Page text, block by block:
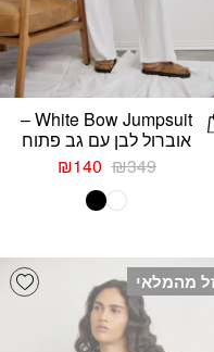
White Bow Jumpsuit –
אוברול לבן עם גב פתוח
₪349
המחיר
המקורי
היה:
₪140
מהמלאי